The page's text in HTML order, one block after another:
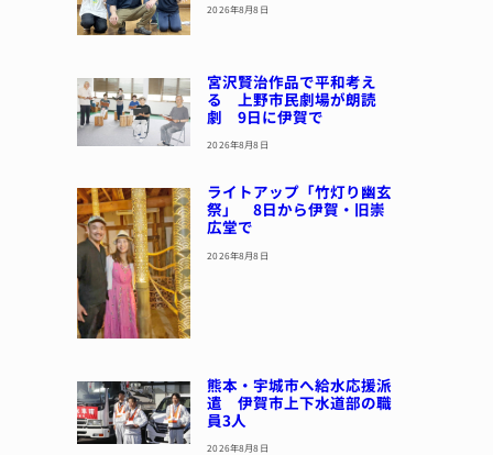
2026年8月8日
宮沢賢治作品で平和考え
る 上野市民劇場が朗読
劇 9日に伊賀で
2026年8月8日
ライトアップ「竹灯り幽玄
祭」 8日から伊賀・旧崇
広堂で
2026年8月8日
熊本・宇城市へ給水応援派
遣 伊賀市上下水道部の職
員3人
2026年8月8日